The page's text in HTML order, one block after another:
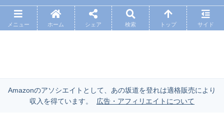
メニュー ホーム シェア 検索 トップ サイド
Amazonのアソシエイトとして、あの坂道を登れは適格販売により
収入を得ています。
広告・アフィリエイトについて